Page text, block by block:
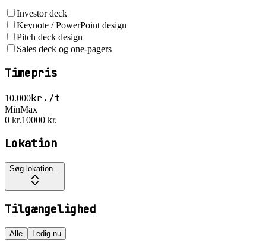
Investor deck
Keynote / PowerPoint design
Pitch deck design
Sales deck og one-pagers
Timepris
10.000kr./t
MinMax
0 kr.10000 kr.
Lokation
Søg lokation...
Tilgængelighed
Alle Ledig nu